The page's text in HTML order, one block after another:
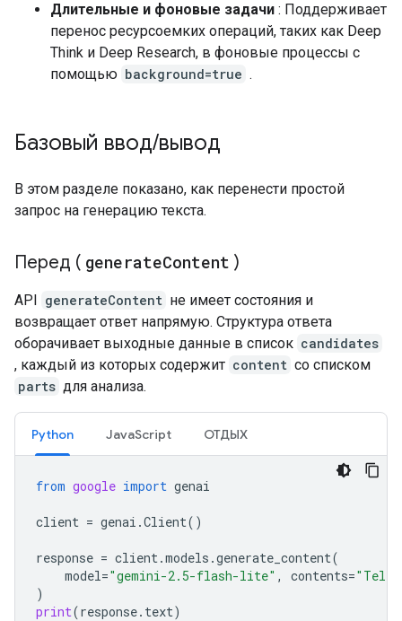
Длительные и фоновые задачи : Поддерживает
перенос ресурсоемких операций, таких как Deep
Think и Deep Research, в фоновые процессы с
помощью background=true .
Базовый ввод/вывод
В этом разделе показано, как перенести простой
запрос на генерацию текста.
Перед ( generateContent )
API generateContent не имеет состояния и
возвращает ответ напрямую. Структура ответа
оборачивает выходные данные в список candidates
, каждый из которых содержит content со списком
parts для анализа.
Python JavaScript ОТДЫХ
from google import genai
client = genai .Client()
response = client.models .generate_content(
model="gemini-2.5-flash-lite" , contents="Tell
)
print(response. text)